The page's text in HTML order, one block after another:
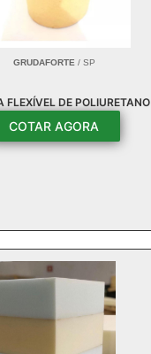
GRUDAFORTE / SP
FLEXÍVEL DE POLIURETANO
COTAR AGORA